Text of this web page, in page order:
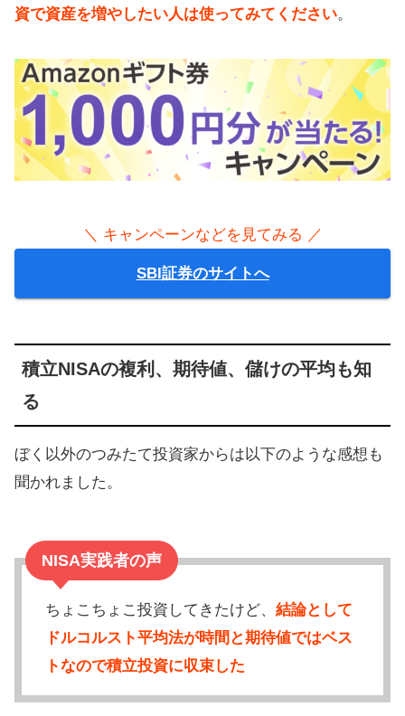
資で資産を増やしたい人は使ってみてください。
＼ キャンペーンなどを見てみる ／
SBI証券のサイトへ
積立NISAの複利、期待値、儲けの平均も知
る
ぼく以外のつみたて投資家からは以下のような感想も
聞かれました。
NISA実践者の声
ちょこちょこ投資してきたけど、 結論として
ドルコルスト平均法が時間と期待値ではベス
トなので積立投資に収束した